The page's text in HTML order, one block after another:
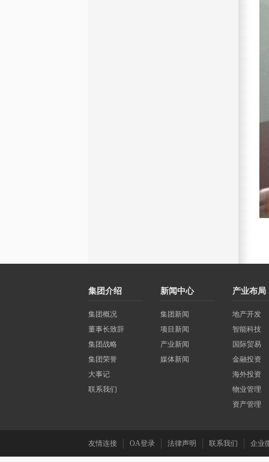
集团介绍
集团概况
董事长致辞
集团战略
集团荣誉
大事记
联系我们
新闻中心
集团新闻
项目新闻
产业新闻
媒体新闻
产业布局
地产开发
智能科技
国际贸易
金融投资
海外投资
物业管理
资产管理
友情连接 OA登录 法律声明 联系我们 企业